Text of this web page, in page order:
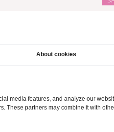
About cookies
media features, and analyze our
These partners may combine it with